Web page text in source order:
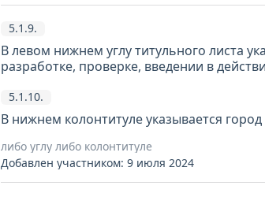
5.1.9.
В левом нижнем углу титульного листа
разработке, проверке, введении в
5.1.10.
В нижнем колонтитуле указывается
либо углу либо колонтитуле
Добавлен участником: 9 июля 2024